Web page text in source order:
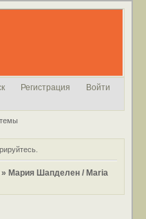
Регистрация Войти
.
» Мария Шапделен / Maria